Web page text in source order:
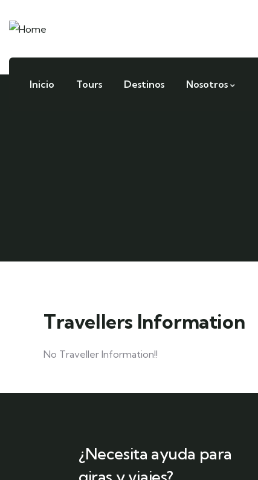
Inicio Tours Destinos Nosotros
Travellers Information
No Traveller Information!!
¿Necesita ayuda para